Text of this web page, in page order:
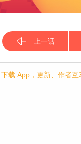
上一话
下载 App，更新、作者